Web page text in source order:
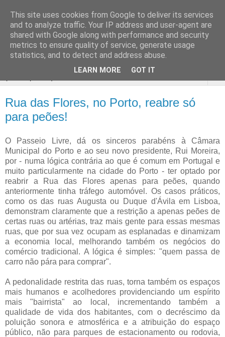
Passeio
Livre
Rua das Flores, no Porto, reabre só
para peões!
O Passeio Livre, dá os sinceros parabéns à Câmara
Municipal do Porto e ao seu novo presidente, Rui Moreira,
por - numa lógica contrária ao que é comum em Portugal e
muito particularmente na cidade do Porto - ter optado por
reabrir a Rua das Flores apenas para peões, quando
anteriormente tinha tráfego automóvel. Os casos práticos,
como os das ruas Augusta ou Duque d'Ávila em Lisboa,
demonstram claramente que a restrição a apenas peões de
certas ruas ou artérias, traz mais gente para essas mesmas
ruas, que por sua vez ocupam as esplanadas e dinamizam
a economia local, melhorando também os negócios do
comércio tradicional. A lógica é simples: "quem passa de
carro não pára para comprar".
A pedonalidade restrita das ruas, torna também os espaços
mais humanos e acolhedores providenciando um espírito
mais "bairrista" ao local, incrementando também a
qualidade de vida dos habitantes, com o decréscimo da
poluição sonora e atmosférica e a atribuição do espaço
público, não para parques de estacionamento ou rodovia,
This site uses cookies from Google to deliver its services
and to analyze traffic. Your IP address and user-agent are
shared with Google along with performance and security
metrics to ensure quality of service, generate usage
statistics, and to detect and address abuse.
LEARN MORE GOT IT